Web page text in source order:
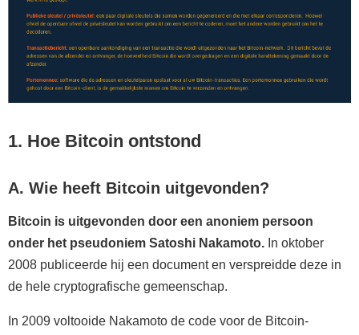
1. Hoe Bitcoin ontstond
A. Wie heeft Bitcoin uitgevonden?
Bitcoin is uitgevonden door een anoniem persoon
onder het pseudoniem Satoshi Nakamoto. In oktober
2008 publiceerde hij een document en verspreidde deze in
de hele cryptografische gemeenschap.
In 2009 voltooide Nakamoto de code voor de Bitcoin-